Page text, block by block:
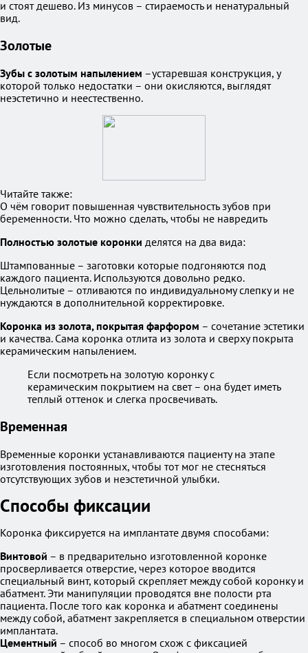
и стоят дешево. Из минусов – стираемость и ненатуральный
вид.
Золотые
Зубы с золотым напылением –устаревшая конструкция, у
которой только недостатки – они окисляются, выглядят
неэстетично и неестественно.
Читайте также:
О чём говорит повышенная чувствительность зубов при
беременности. Что можно сделать, чтобы не навредить
Полностью золотые коронки делятся на два вида:
Штампованные – заготовки которые подгоняются под
каждого пациента. Используются довольно редко.
Цельнолитые – отливаются по индивидуальному слепку и не
нуждаются в дополнительной корректировке.
Коронка из золота, покрытая фарфором – сочетание эстетики
и качества. Сама коронка отлита из золота и сверху покрыта
керамическим напылением.
Если посмотреть на золотую коронку с
керамическим покрытием на свет – она будет иметь
теплый оттенок и слегка просвечивать.
Временная
Временные коронки устанавливаются пациенту на этапе
изготовления постоянных, чтобы тот мог не стесняться
отсутствующих зубов и неэстетичной улыбки.
Способы фиксации
Коронка фиксируется на имплантате двумя способами:
Винтовой – в предварительно изготовленной коронке
просверливается отверстие, через которое вводится
специальный винт, который скрепляет между собой коронку и
абатмент. Эти манипуляции проводятся вне полости рта
пациента. После того как коронка и абатмент соединены
между собой, абатмент закрепляется в специальном отверстии
имплантата.
Цементный – способ во многом схож с фиксацией